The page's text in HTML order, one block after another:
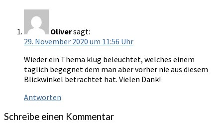
Oliversagt:
29. November 2020 um 11:56 Uhr
Wieder ein Thema klug beleuchtet, welches einem
täglich begegnet dem man aber vorher nie aus diesem
Blickwinkel betrachtet hat. Vielen Dank!
Antworten
Schreibe einen Kommentar